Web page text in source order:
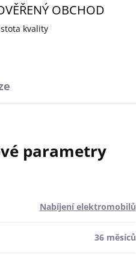
OBCHOD
kvality
parametry
Nabíjení elektromobilů
36 měsíců